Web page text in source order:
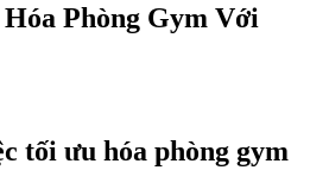
Phòng Gym Với
tối ưu hóa phòng gym